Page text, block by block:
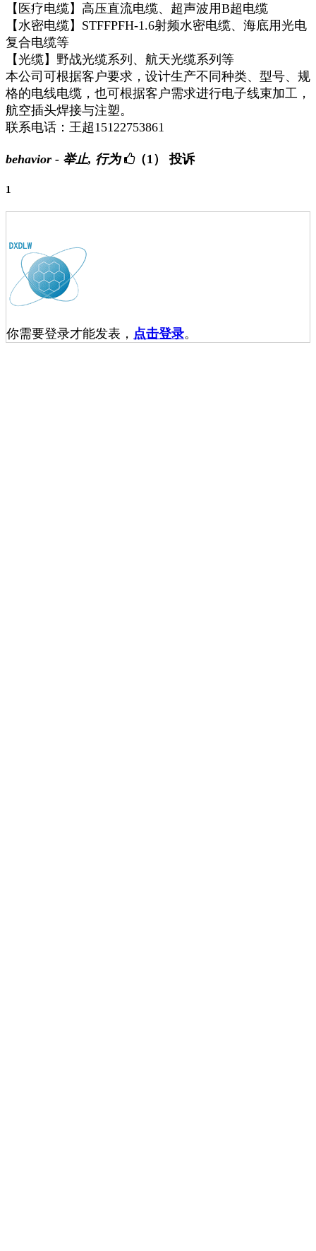
【医疗电缆】高压直流电缆、超声波用B超电缆
【水密电缆】STFFPFH-1.6射频水密电缆、海底用光电
复合电缆等
【光缆】野战光缆系列、航天光缆系列等
本公司可根据客户要求，设计生产不同种类、型号、规
格的电线电缆，也可根据客户需求进行电子线束加工，
航空插头焊接与注塑。
联系电话：王超15122753861
behavior - 举止, 行为 （1） 投诉
1
你需要登录才能发表， 点击登录。